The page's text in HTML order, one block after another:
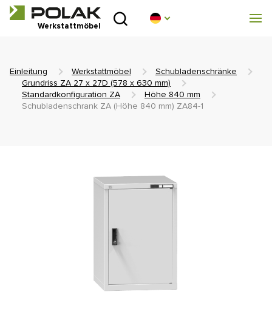
Werkstattmöbel
Einleitung
Über uns
Zum Herunterladen
Handelsnetz
Einleitung Werkstattmöbel
Schubladenschränke
Grundriss ZA 27 x 27D (578 x 630 mm)
Standardkonfiguration ZA
Höhe 840 mm
Schubladenschrank ZA (Höhe 840 mm) ZA84-1